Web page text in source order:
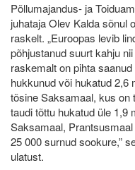
Põllumajandus- ja
juhataja Olev Kalda sõnul
raskelt. „Euroopas levib
põhjustanud suurt kahju
raskemalt on pihta
hukkunud või hukatud 2,6
tõsine Saksamaal, kus on
taudi tõttu hukatud üle 1,9
Saksamaal,
25 000 surnud sookure,”
ulatust.